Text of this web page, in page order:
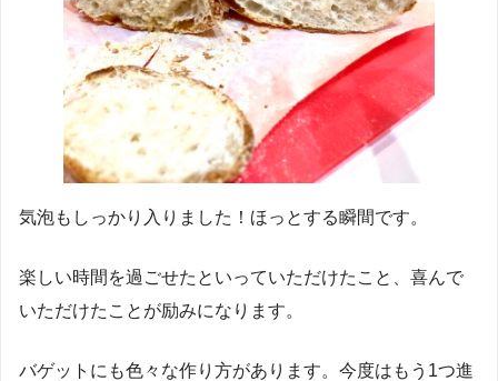
気泡もしっかり入りました！ほっとする瞬間です。
楽しい時間を過ごせたといっていただけたこと、喜んで
いただけたことが励みになります。
バゲットにも色々な作り方があります。今度はもう1つ進